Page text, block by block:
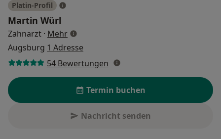
Platin-Profil
Martin Würl
Zahnarzt · Mehrüber Spezialisierungen
Augsburg 1 Adresse
54 Bewertungen
Termin buchen
Nachricht senden